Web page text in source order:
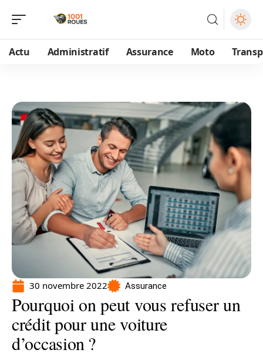
Actu Administratif Assurance Moto
30 novembre 2022 Assurance
Pourquoi on peut vous refuser un
crédit pour une voiture
d’occasion ?